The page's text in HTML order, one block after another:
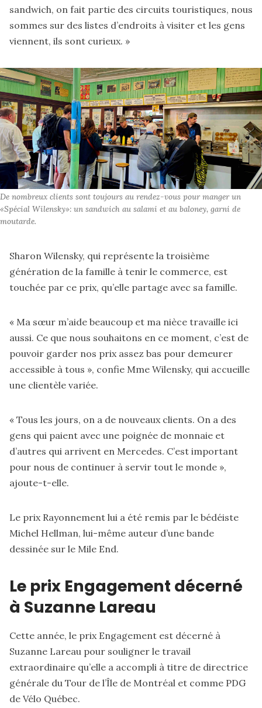
sandwich, on fait partie des circuits touristiques, nous
sommes sur des listes d’endroits à visiter et les gens
viennent, ils sont curieux. »
De nombreux clients sont toujours au rendez-vous pour manger un
«Spécial Wilensky»: un sandwich au salami et au baloney, garni de
moutarde.
Sharon Wilensky, qui représente la troisième
génération de la famille à tenir le commerce, est
touchée par ce prix, qu’elle partage avec sa famille.
« Ma sœur m’aide beaucoup et ma nièce travaille ici
aussi. Ce que nous souhaitons en ce moment, c’est de
pouvoir garder nos prix assez bas pour demeurer
accessible à tous », confie Mme Wilensky, qui accueille
une clientèle variée.
« Tous les jours, on a de nouveaux clients. On a des
gens qui paient avec une poignée de monnaie et
d’autres qui arrivent en Mercedes. C’est important
pour nous de continuer à servir tout le monde »,
ajoute-t-elle.
Le prix Rayonnement lui a été remis par le bédéiste
Michel Hellman, lui-même auteur d’une bande
dessinée sur le Mile End.
Le prix Engagement décerné
à Suzanne Lareau
Cette année, le prix Engagement est décerné à
Suzanne Lareau pour souligner le travail
extraordinaire qu’elle a accompli à titre de directrice
générale du Tour de l’Île de Montréal et comme PDG
de Vélo Québec.